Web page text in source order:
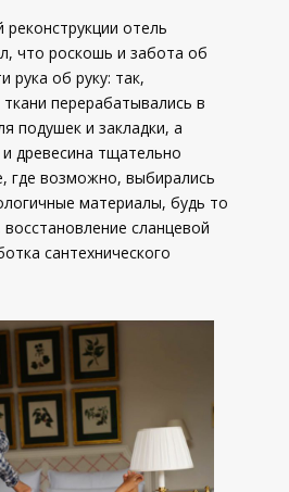
отель
что роскошь и забота об
рука об руку: так,
перерабатывались в
подушек и закладки, а
древесина тщательно
где возможно, выбирались
материалы, будь то
восстановление сланцевой
сантехнического